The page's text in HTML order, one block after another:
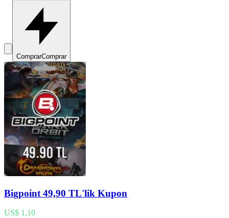
ComprarComprar
Bigpoint 49,90 TL'lik Kupon
US$ 1,10